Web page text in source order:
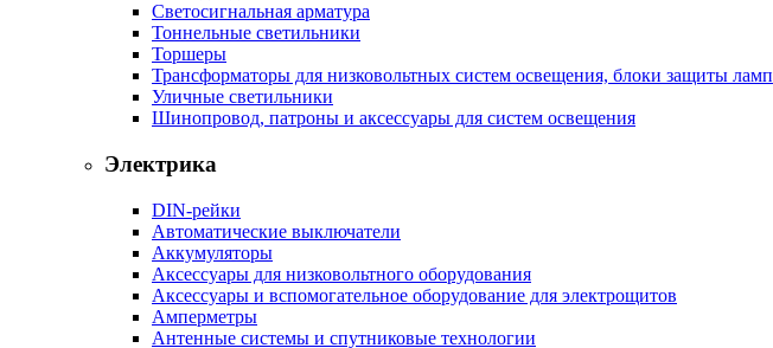
Светосигнальная арматура
Тоннельные светильники
Торшеры
Трансформаторы для низковольтных систем освещения, блоки защиты ламп
Уличные светильники
Шинопровод, патроны и аксессуары для систем освещения
Электрика
DIN-рейки
Автоматические выключатели
Аккумуляторы
Аксессуары для низковольтного оборудования
Аксессуары и вспомогательное оборудование для электрощитов
Амперметры
Антенные системы и спутниковые технологии